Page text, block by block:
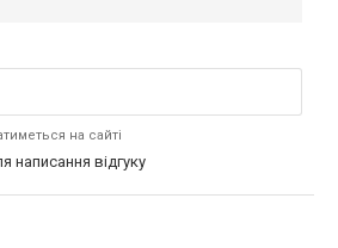
на сайті
написання відгуку